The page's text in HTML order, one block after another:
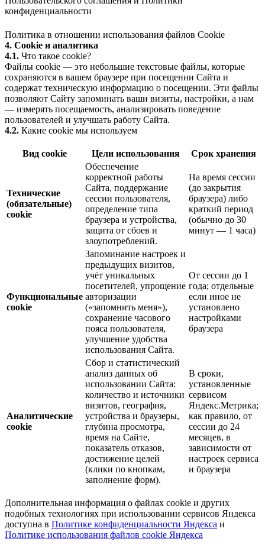
конфиденциальности
Политика в отношении использования файлов Cookie
4. Cookie и аналитика
4.1. Что такое cookie?
Файлы cookie — это небольшие текстовые файлы, которые
сохраняются в вашем браузере при посещении Сайта и
содержат техническую информацию о посещении. Эти файлы
позволяют Сайту запоминать ваши визиты, настройки, а нам
— измерять посещаемость, анализировать поведение
пользователей и улучшать работу Сайта.
4.2. Какие cookie мы используем
Вид cookie Цели использования Срок хранения
Технические
(обязательные)
cookie
Обеспечение
корректной работы
Сайта, поддержание
сессии пользователя,
определение типа
браузера и устройства,
защита от сбоев и
злоупотреблений.
На время сессии
(до закрытия
браузера) либо
краткий период
(обычно до 30
минут — 1 часа)
Функциональные
cookie
Запоминание настроек и
предыдущих визитов,
учёт уникальных
посетителей, упрощение
авторизации
(«запомнить меня»),
сохранение часового
пояса пользователя,
улучшение удобства
использования Сайта.
От сессии до 1
года; отдельные
если иное не
установлено
настройками
браузера
Аналитические
cookie
Сбор и статистический
анализ данных об
использовании Сайта:
количество и источники
визитов, география,
устройства и браузеры,
глубина просмотра,
время на Сайте,
показатель отказов,
достижение целей
(клики по кнопкам,
заполнение форм).
В сроки,
установленные
сервисом
Яндекс.Метрика;
как правило, от
сессии до 24
месяцев, в
зависимости от
настроек сервиса
и браузера
Дополнительная информация о файлах cookie и других
подобных технологиях при использовании сервисов Яндекса
доступна в Политике конфиденциальности Яндекса и
Политике использования файлов cookie Яндекса